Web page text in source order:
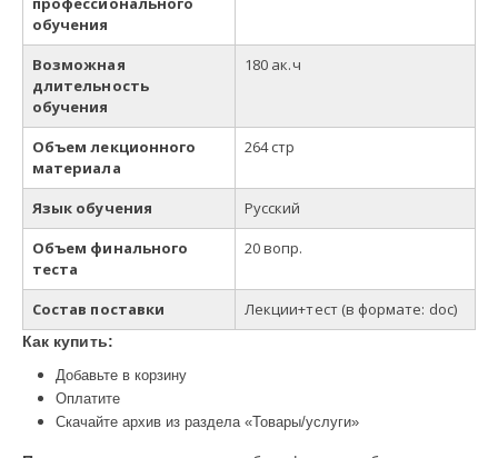
обучения
Возможная
длительность
обучения
180 ак.ч
Объем лекционного
материала
264 стр
Язык обучения
Русский
Объем финального
теста
20 вопр.
Состав поставки Лекции+тест (в формате: doc)
Как купить:
Добавьте в корзину
Оплатите
Скачайте архив из раздела «Товары/услуги»